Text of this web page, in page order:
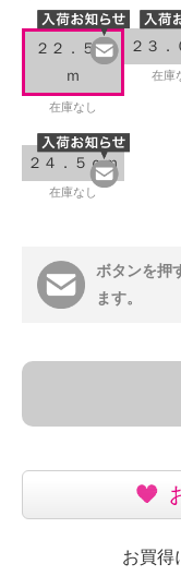
２２．５ｃ
ｍ
在庫なし
２３．
在庫
２４．５ｃｍ
在庫なし
ボタンを押
ます。
お買得